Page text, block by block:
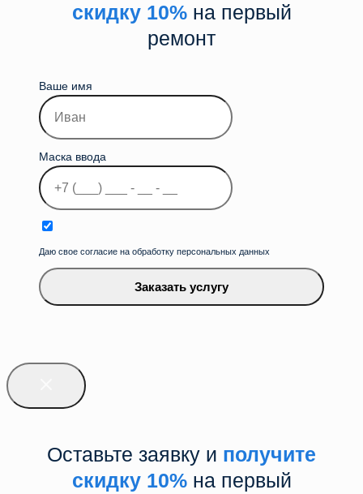
скидку 10%на первый
ремонт
Ваше имя
Маска ввода
Даю свое согласие на обработку персональных данных
Заказать услугу
Оставьте заявку и получите
скидку 10%на первый